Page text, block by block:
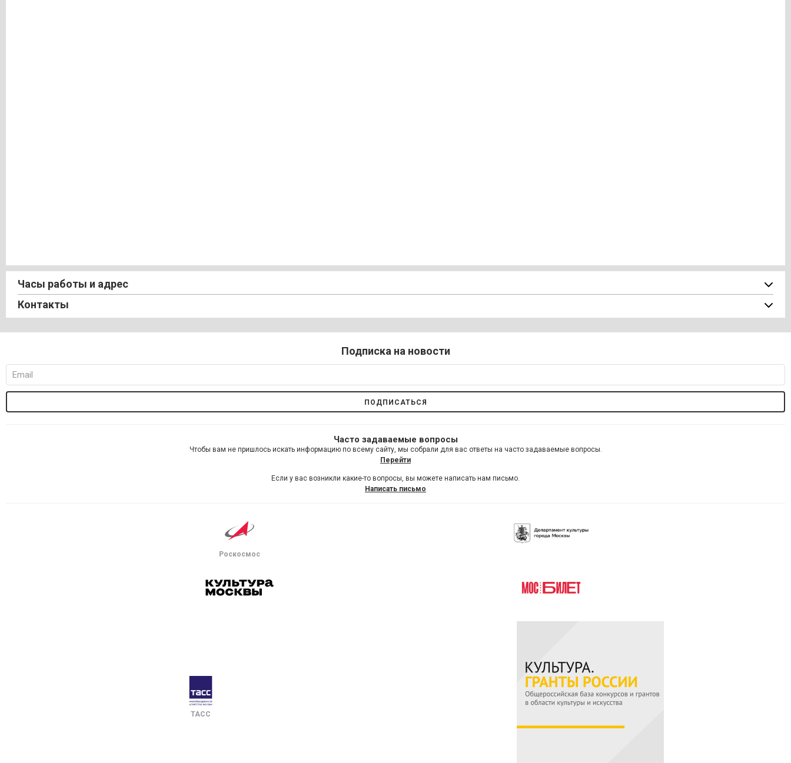
Часы работы и адрес
Контакты
Подписка на новости
Часто задаваемые вопросы
Чтобы вам не пришлось искать информацию по всему сайту, мы собрали для вас ответы на часто задаваемые вопросы.
Перейти
Если у вас возникли какие-то вопросы, вы можете написать нам письмо.
Написать письмо
Роскосмос
ТАСС